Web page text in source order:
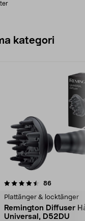
kategori
86recensioner
Plattänger & locktänger
Remington Diffuser
Universal, D52DU
3.0 av 5 stjärnor